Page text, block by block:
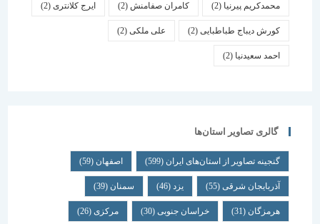
محمدکریم پیرنیا (2) کامران صفامنش(2) ایرج کلانتری (2)
کورش دیباج طباطبایی(2) علی ملکی(2)
احمد سعیدنیا (2)
گالری تصاویر استان‌ها
گنجینه تصاویر از استان‌های ایران(599) اصفهان (59)
آذربایجان شرقی(55) یزد سمنان (39)
هرمزگان(31) خراسان جنوبی(30) مرکزی (26)